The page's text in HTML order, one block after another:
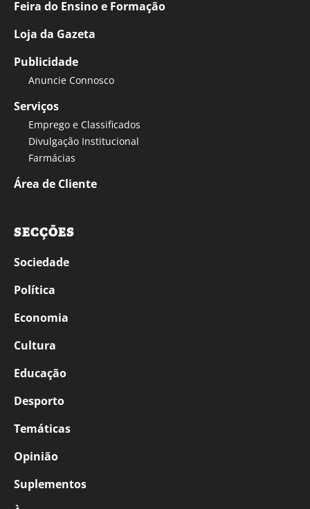
Feira do Ensino e Formação
Loja da Gazeta
Publicidade
Anuncie Connosco
Serviços
Emprego e Classificados
Divulgação Institucional
Farmácias
Área de Cliente
SECÇÕES
Sociedade
Política
Economia
Cultura
Educação
Desporto
Temáticas
Opinião
Suplementos